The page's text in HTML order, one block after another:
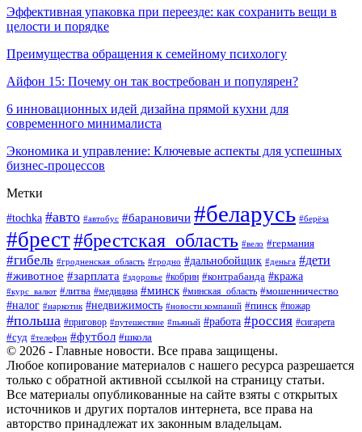
Эффективная упаковка при переезде: как сохранить вещи в
целости и порядке
Преимущества обращения к семейному психологу
Айфон 15: Почему он так востребован и популярен?
6 инновационных идей дизайна прямой кухни для
современного минималиста
Экономика и управление: Ключевые аспекты для успешных
бизнес-процессов
Метки
#tochka #авто #автобус #барановичи #беларусь #берёза
#брест#брестская_область #вело #германия
#гибель #гродненская_область #гродно #дальнобойщик #деньга #дети
#животное #зарплата #здоровье #кобрин #контрабанда #кража
#курс_валют #литва #медицина #минск #минская_область #мошенничество
#налог #наркотик #недвижимость #новости компаний #пинск #пожар
#польша #приговор #путешествие #пьяный #работа #россия #сигарета
#суд #телефон #футбол #школа
© 2026 - Главные новости. Все права защищены.
Любое копирование материалов с нашего ресурса разрешается
только с обратной активной ссылкой на страницу статьи.
Все материалы опубликованные на сайте взяты с открытых
источников и других порталов интернета, все права на
авторство принадлежат их законным владельцам.